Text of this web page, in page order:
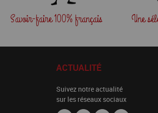
Savoir-faire100% français Une
ACTUALITÉ
Suivez notre actualité
sur les réseaux sociaux